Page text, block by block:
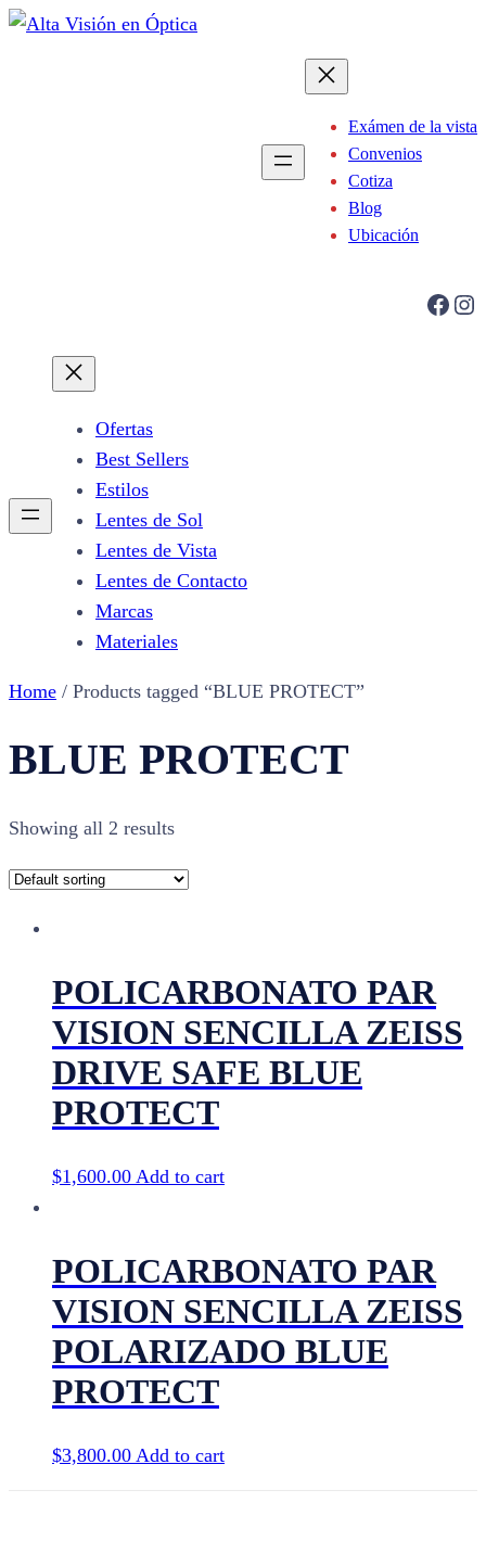
Saltar
Exámen de la vista
Convenios
Cotiza
Blog
Ubicación
Facebook Instagram
Ofertas
Best Sellers
Estilos
Lentes de Sol
Lentes de Vista
Lentes de Contacto
Marcas
Materiales
Home / Products tagged “BLUE PROTECT”
BLUE PROTECT
Showing all 2 results
POLICARBONATO PAR
VISION SENCILLA ZEISS
DRIVE SAFE BLUE
PROTECT
$1,600.00 Add to cart
POLICARBONATO PAR
VISION SENCILLA ZEISS
POLARIZADO BLUE
PROTECT
$3,800.00 Add to cart